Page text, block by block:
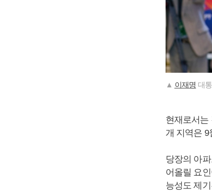
▲ 이재명 대
현재로서는
개 지역은
당장의 아
어올릴 요
능성도 제